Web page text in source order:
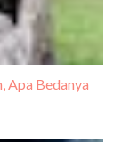
Apa Bedanya